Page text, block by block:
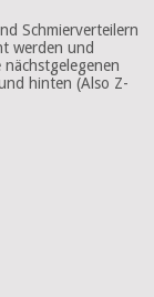
Schmierverteilern
werden und
hinten (Also Z-